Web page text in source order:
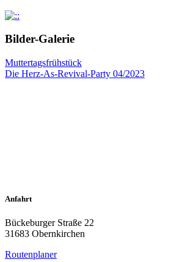
Bilder-Galerie
Muttertagsfrühstück
Die Herz-As-Revival-Party 04/2023
Anfahrt
Bückeburger Straße 22
31683 Obernkirchen
Routenplaner